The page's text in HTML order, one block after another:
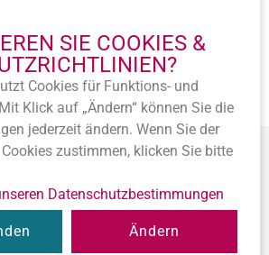
SIE COOKIES &
Cookies für Funktions- und
Klick auf „Ändern“ können Sie die
jederzeit ändern. Wenn Sie der
zustimmen, klicken Sie bitte
Datenschutz­bestimmungen
Ändern
vorbehalten.